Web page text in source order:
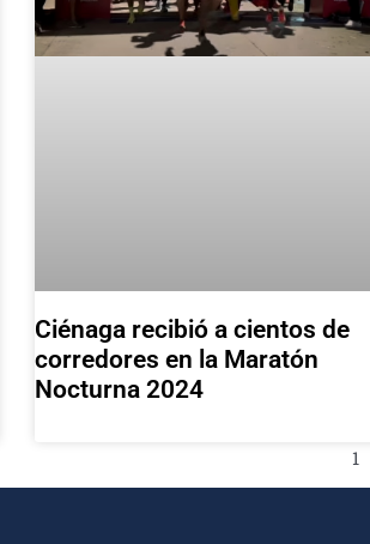
Ciénaga recibió a cientos de
corredores en la Maratón
Nocturna 2024
1